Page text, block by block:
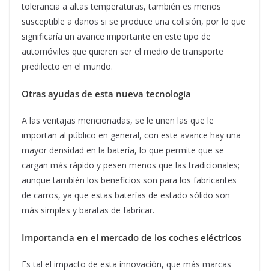
tolerancia a altas temperaturas, también es menos
susceptible a daños si se produce una colisión, por lo que
significaría un avance importante en este tipo de
automóviles que quieren ser el medio de transporte
predilecto en el mundo.
Otras ayudas de esta nueva tecnología
A las ventajas mencionadas, se le unen las que le
importan al público en general, con este avance hay una
mayor densidad en la batería, lo que permite que se
cargan más rápido y pesen menos que las tradicionales;
aunque también los beneficios son para los fabricantes
de carros, ya que estas baterías de estado sólido son
más simples y baratas de fabricar.
Importancia en el mercado de los coches eléctricos
Es tal el impacto de esta innovación, que más marcas